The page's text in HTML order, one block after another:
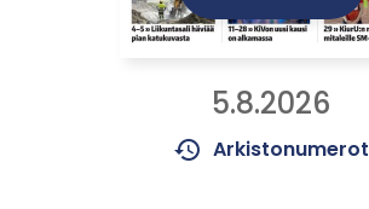
5.8.2026
history Arkistonumerot